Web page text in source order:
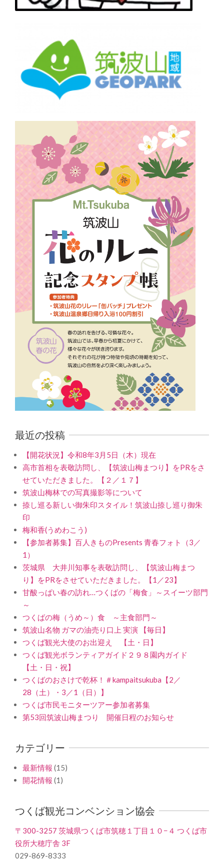
最近の投稿
【開花状況】令和8年3月5日（木）現在
高市首相を表敬訪問し、【筑波山梅まつり】をPRをさ
せていただきました。【２／１７】
筑波山梅林での写真撮影等について
捺し巡る新しい御朱印スタイル！筑波山捺し巡り御朱
印
梅和香(うめわこう)
【参加者募集】百人きものPresents 青春フォト（3／
1）
茨城県 大井川知事を表敬訪問し、【筑波山梅まつ
り】をPRをさせていただきました。【1／23】
甘酸っぱい春の訪れ…つくばの「梅食」～スイーツ部門
～
つくばの梅（うめ～）食 ～主食部門～
筑波山名物 ガマの油売り口上 実演 【毎日】
つくば観光大使のお出迎え 【土・日】
つくば観光ボランティアガイド２９８園内ガイド
【土・日・祝】
つくばのおさけで乾杯！＃kampaitsukuba【2／
28（土）・3／1（日）】
つくば市民モニターツアー参加者募集
第53回筑波山梅まつり 開催日程のお知らせ
カテゴリー
最新情報 (15)
開花情報 (1)
つくば観光コンベンション協会
〒300-3257 茨城県つくば市筑穂１丁目１０−４ つくば市
役所大穂庁舎 3F
029-869-8333